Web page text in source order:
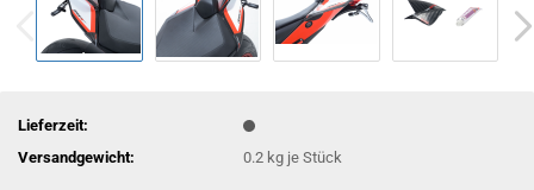
Lieferzeit:
Versandgewicht:
0.2 kg je Stück